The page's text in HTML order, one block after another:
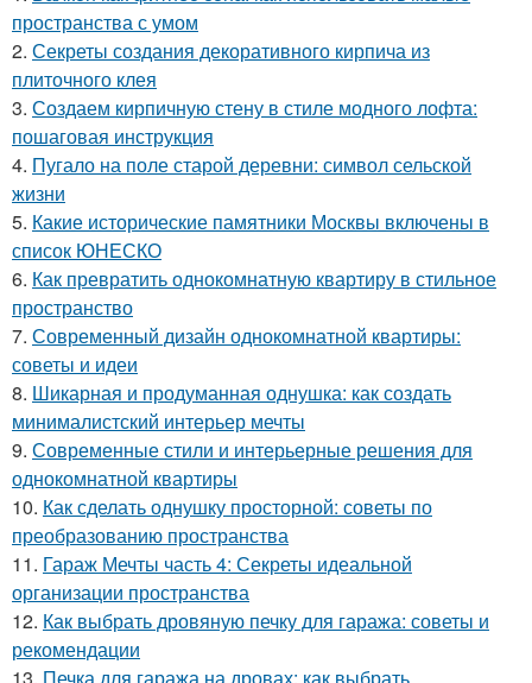
пространства с умом
2. Секреты создания декоративного кирпича из
плиточного клея
3. Создаем кирпичную стену в стиле модного лофта:
пошаговая инструкция
4. Пугало на поле старой деревни: символ сельской
жизни
5. Какие исторические памятники Москвы включены в
список ЮНЕСКО
6. Как превратить однокомнатную квартиру в стильное
пространство
7. Современный дизайн однокомнатной квартиры:
советы и идеи
8. Шикарная и продуманная однушка: как создать
минималистский интерьер мечты
9. Современные стили и интерьерные решения для
однокомнатной квартиры
10. Как сделать однушку просторной: советы по
преобразованию пространства
11. Гараж Мечты часть 4: Секреты идеальной
организации пространства
12. Как выбрать дровяную печку для гаража: советы и
рекомендации